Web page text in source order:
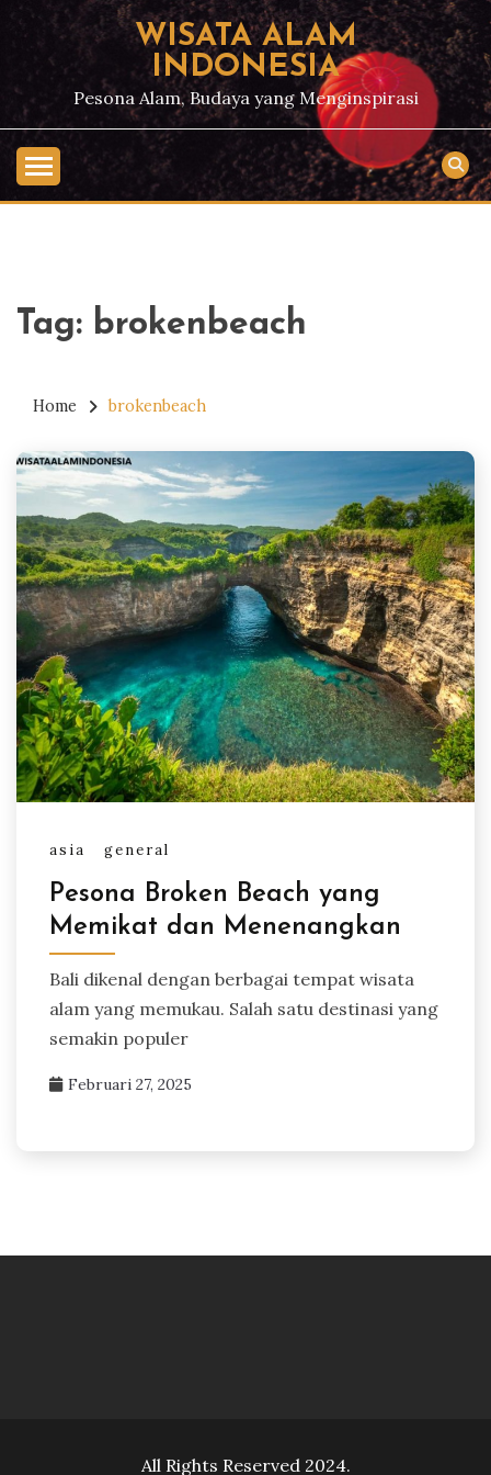
Skip
content
WISATA ALAM
INDONESIA
Pesona Alam, Budaya yang Menginspirasi
Tag: brokenbeach
Home brokenbeach
asia general
Pesona Broken Beach yang
Memikat dan Menenangkan
Bali dikenal dengan berbagai tempat wisata
alam yang memukau. Salah satu destinasi yang
semakin populer
Februari 27, 2025
All Rights Reserved 2024.